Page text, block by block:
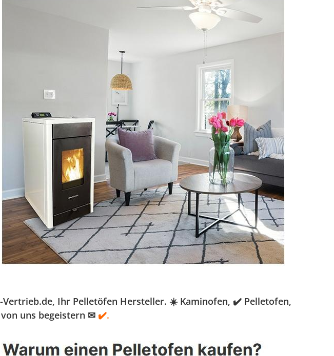
Vertrieb.de, Ihr Pelletöfen Hersteller. ☀️ Kaminofen, ✔️ Pelletofen,
uns begeistern ✉ ✔️.